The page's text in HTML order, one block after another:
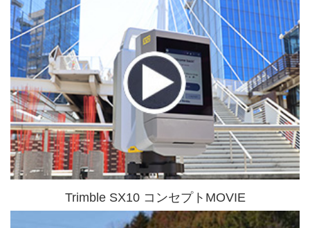
Trimble SX10 コンセプトMOVIE